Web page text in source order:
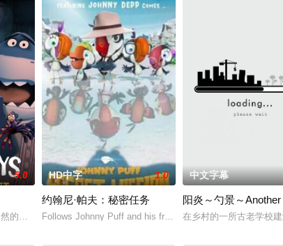
及在电视上的才艺展示。 她的雄心是成为有名、富裕、漂亮的人，
他们新获得的忍者力量保护龙免受侵害。
5.0
的危险敌人时，他们的盗窃和犯罪万圣节之夜变成了恐怖之夜，这
HD中字 1.0
约翰尼·帕夫：秘密任务
Follows Johnny Puff and his friends as they embark on a
中文字幕
阳炎～勺景～Another
在乡村的一所古老学校